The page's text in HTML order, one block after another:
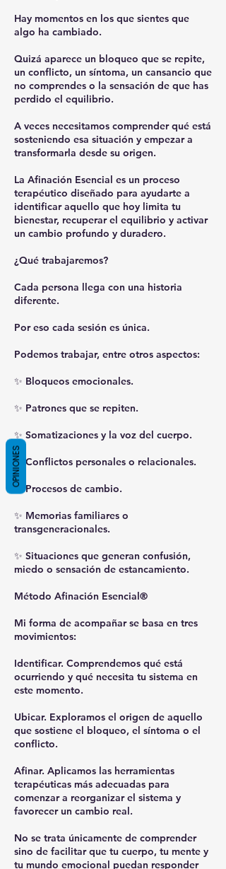
Hay momentos en los que sientes que
algo ha cambiado.
Quizá aparece un bloqueo que se repite,
un conflicto, un síntoma, un cansancio que
no comprendes o la sensación de que has
perdido el equilibrio.
A veces necesitamos comprender qué está
sosteniendo esa situación y empezar a
transformarla desde su origen.
La Afinación Esencial es un proceso
terapéutico diseñado para ayudarte a
identificar aquello que hoy limita tu
bienestar, recuperar el equilibrio y activar
un cambio profundo y duradero.
¿Qué trabajaremos?
Cada persona llega con una historia
diferente.
Por eso cada sesión es única.
Podemos trabajar, entre otros aspectos:
✨ Bloqueos emocionales.
✨ Patrones que se repiten.
✨ Somatizaciones y la voz del cuerpo.
✨ Conflictos personales o relacionales.
✨ Procesos de cambio.
✨ Memorias familiares o
transgeneracionales.
✨ Situaciones que generan confusión,
miedo o sensación de estancamiento.
Método Afinación Esencial®
Mi forma de acompañar se basa en tres
movimientos:
Identificar. Comprendemos qué está
ocurriendo y qué necesita tu sistema en
este momento.
Ubicar. Exploramos el origen de aquello
que sostiene el bloqueo, el síntoma o el
conflicto.
Afinar. Aplicamos las herramientas
terapéuticas más adecuadas para
comenzar a reorganizar el sistema y
favorecer un cambio real.
No se trata únicamente de comprender
sino de facilitar que tu cuerpo, tu mente y
tu mundo emocional puedan responder
OPINIONES